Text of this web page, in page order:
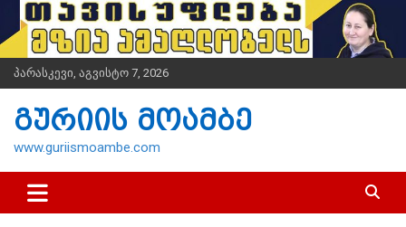
i
t
n
პარასკევი, აგვისტო 7, 2026
გურიის მოამბე
www.guriismoambe.com